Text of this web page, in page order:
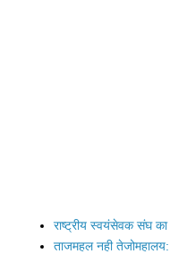
राष्ट्रीय स्वयंसेवक संघ
ताजमहल नही